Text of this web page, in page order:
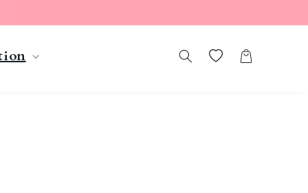
Liste de souhaits
Panier